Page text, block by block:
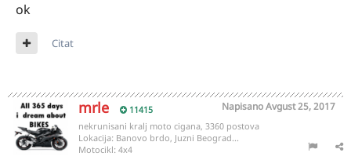
ok
Citat
mrle 11415 NapisanoAvgust 25, 2017
nekrunisani kralj moto cigana, 3360 postova
Lokacija: Banovo brdo, Juzni Beograd...
Motocikl: 4x4